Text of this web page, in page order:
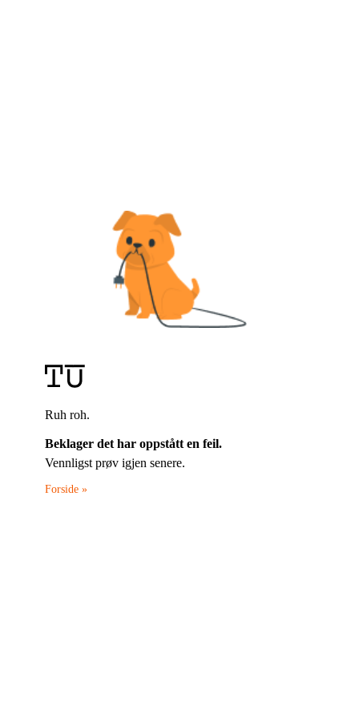
Ruh roh.
Beklager det har oppstått en feil.
Vennligst prøv igjen senere.
Forside »